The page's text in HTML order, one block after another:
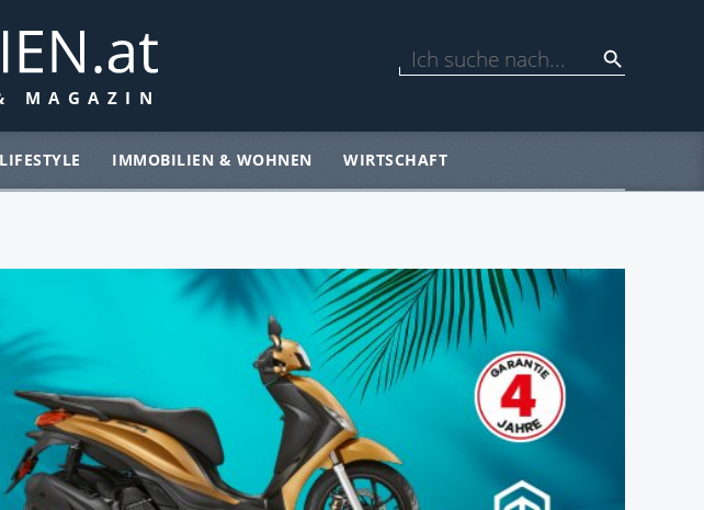
LIFESTYLE IMMOBILIEN & WOHNEN WIRTSCHAFT